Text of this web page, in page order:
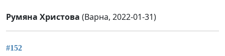
Румяна Христова (Варна, 2022-01-31)
#152